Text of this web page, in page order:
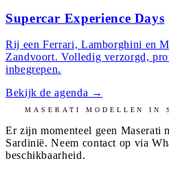
Supercar Experience Days
Rij een Ferrari, Lamborghini en
Zandvoort. Volledig verzorgd,
inbegrepen.
Bekijk de agenda →
MASERATI MODELLEN IN
Er zijn momenteel geen Maserati
Sardinië. Neem contact op via
beschikbaarheid.